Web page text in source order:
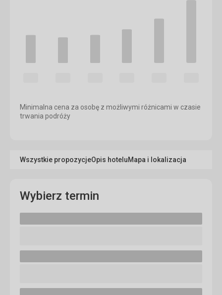
Minimalna cena za osobę z możliwymi różnicami w czasie
trwania podróży
Wszystkie propozycjeOpis hoteluMapa i lokalizacja
Wybierz termin